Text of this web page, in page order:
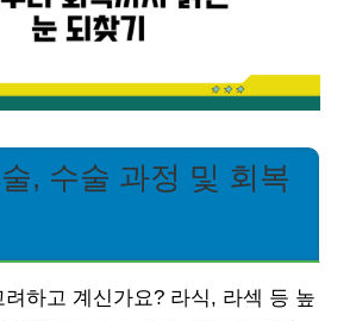
, 수술 과정 및 회복
하고 계신가요? 라식, 라섹 등 높